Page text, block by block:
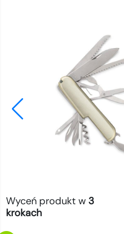
Wyceń produkt w 3
krokach